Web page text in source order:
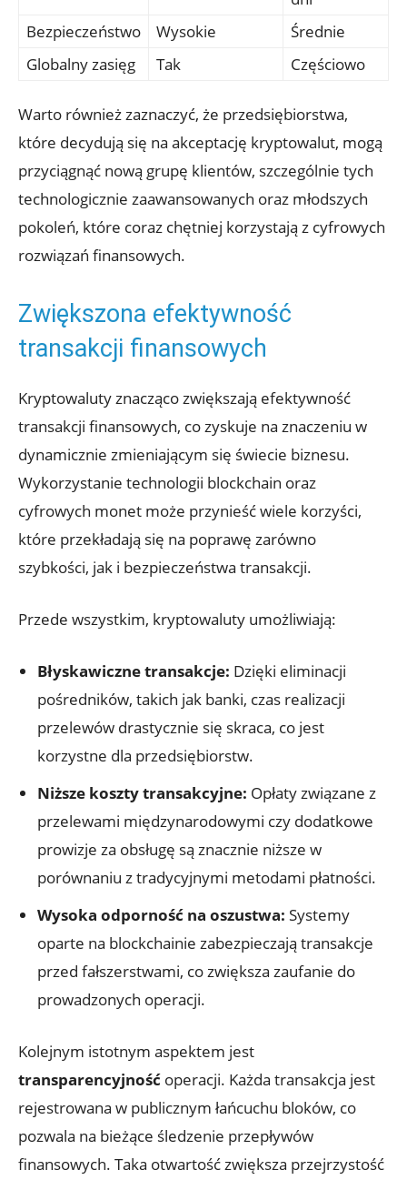
Bezpieczeństwo
Wysokie
Średnie
Globalny zasięg
Tak Częściowo
Warto również⁢ zaznaczyć, ‌że przedsiębiorstwa,
które decydują⁤ się na akceptację kryptowalut,​ mogą
przyciągnąć nową grupę ⁢klientów, szczególnie tych
technologicznie zaawansowanych ‌oraz młodszych
⁣pokoleń, które coraz ‌chętniej korzystają⁢ z cyfrowych
rozwiązań finansowych.
Zwiększona efektywność
transakcji finansowych
Kryptowaluty znacząco zwiększają efektywność⁣
transakcji finansowych, co⁢ zyskuje⁤ na⁣ znaczeniu w
dynamicznie ⁤zmieniającym się ⁤świecie biznesu.
Wykorzystanie technologii⁤ blockchain oraz
cyfrowych monet​ może⁢ przynieść wiele korzyści,
‍które przekładają‍ się na ‌poprawę⁣ zarówno
szybkości, jak i bezpieczeństwa transakcji.
Przede wszystkim, kryptowaluty‌ umożliwiają:
Błyskawiczne transakcje: Dzięki eliminacji
pośredników, takich jak banki, czas⁣ realizacji
przelewów‍ drastycznie się skraca, co jest
korzystne dla przedsiębiorstw.
Niższe koszty transakcyjne: ⁤Opłaty ⁣związane z
przelewami‍ międzynarodowymi ⁤czy ​dodatkowe
prowizje za obsługę są znacznie niższe w
porównaniu​ z tradycyjnymi ‍metodami płatności.
Wysoka odporność na oszustwa: Systemy
oparte na ​blockchainie zabezpieczają transakcje
przed fałszerstwami, co zwiększa zaufanie do
⁢prowadzonych ⁣operacji.
Kolejnym istotnym aspektem jest
transparencyjność ⁣operacji. ‍Każda transakcja ‍jest​
rejestrowana w publicznym łańcuchu bloków,‌ co
pozwala na⁢ bieżące śledzenie ⁤przepływów
⁢finansowych. Taka ⁢otwartość zwiększa przejrzystość